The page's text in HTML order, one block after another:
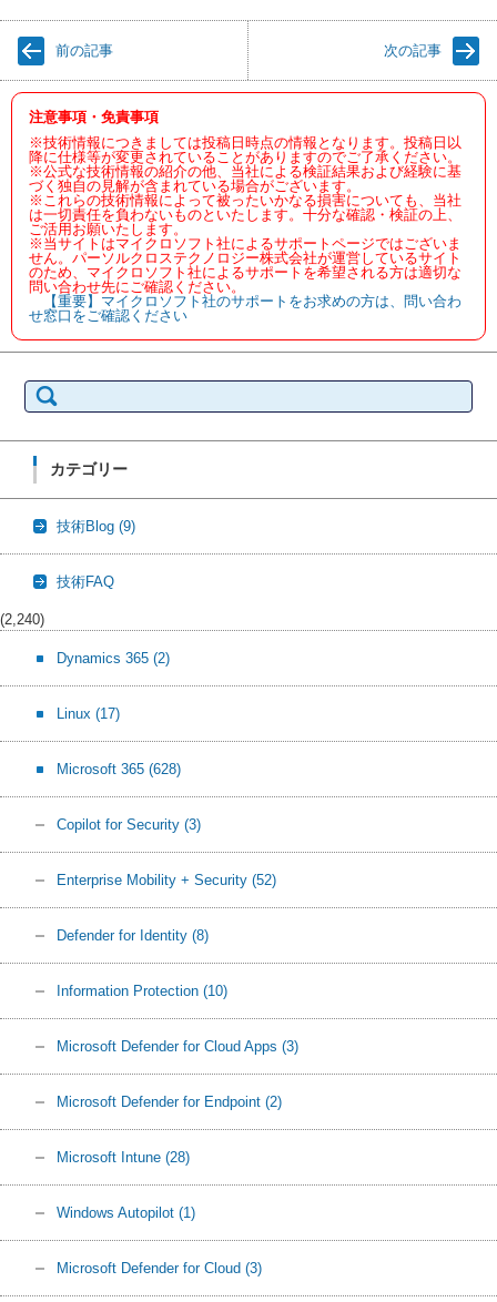
前の記事 次の記事
注意事項・免責事項
※技術情報につきましては投稿日時点の情報となります。投稿日以
降に仕様等が変更されていることがありますのでご了承ください。
※公式な技術情報の紹介の他、当社による検証結果および経験に基
づく独自の見解が含まれている場合がございます。
※これらの技術情報によって被ったいかなる損害についても、当社
は一切責任を負わないものといたします。十分な確認・検証の上、
ご活用お願いたします。
※当サイトはマイクロソフト社によるサポートページではございま
せん。パーソルクロステクノロジー株式会社が運営しているサイト
のため、マイクロソフト社によるサポートを希望される方は適切な
問い合わせ先にご確認ください。
【重要】マイクロソフト社のサポートをお求めの方は、問い合わ
せ窓口をご確認ください
索:
カテゴリー
技術Blog (9)
技術FAQ
(2,240)
Dynamics 365 (2)
Linux (17)
Microsoft 365 (628)
Copilot for Security (3)
Enterprise Mobility + Security (52)
Defender for Identity (8)
Information Protection (10)
Microsoft Defender for Cloud Apps (3)
Microsoft Defender for Endpoint (2)
Microsoft Intune (28)
Windows Autopilot (1)
Microsoft Defender for Cloud (3)